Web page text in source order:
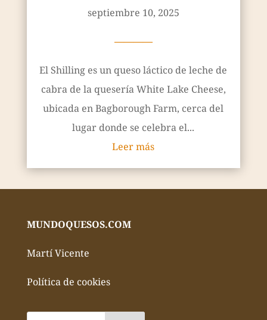
septiembre 10, 2025
————
El Shilling es un queso láctico de leche de
cabra de la quesería White Lake Cheese,
ubicada en Bagborough Farm, cerca del
lugar donde se celebra el...
Leer más
MUNDOQUESOS.COM
Martí Vicente
Política de cookies